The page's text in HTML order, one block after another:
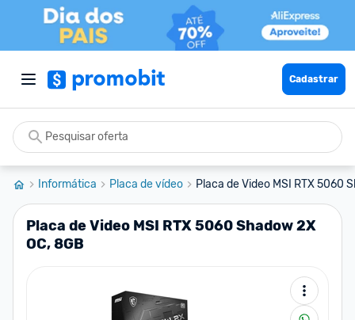
Cadastrar
Informática Placa de vídeo Placa de Video MSI RTX 5060
Placa de Video MSI RTX 5060 Shadow 2X
OC, 8GB